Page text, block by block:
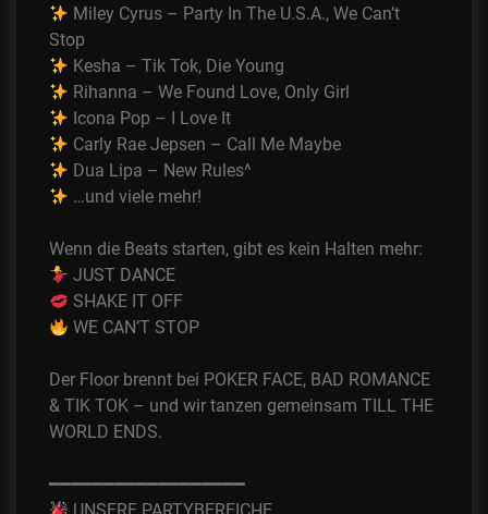
Miley Cyrus – Party In The U.S.A., We Can’t
Stop
Kesha – Tik Tok, Die Young
Rihanna – We Found Love, Only Girl
Icona Pop – I Love It
Carly Rae Jepsen – Call Me Maybe
Dua Lipa – New Rules^
…und viele mehr!
Wenn die Beats starten, gibt es kein Halten mehr:
JUST DANCE
SHAKE IT OFF
WE CAN’T STOP
Der Floor brennt bei POKER FACE, BAD ROMANCE
& TIK TOK – und wir tanzen gemeinsam TILL THE
WORLD ENDS.
━━━━━━━━━━━━━━━━━━